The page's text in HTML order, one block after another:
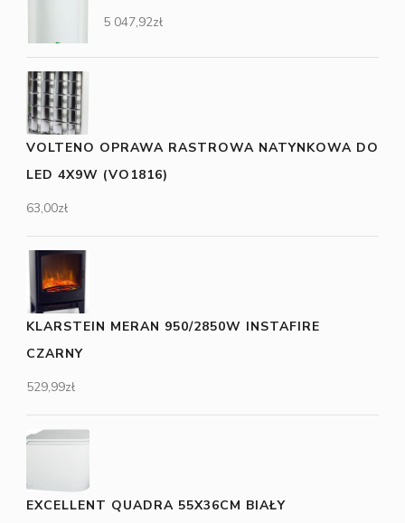
5 047,92zł
VOLTENO OPRAWA RASTROWA NATYNKOWA DO
LED 4X9W (VO1816)
63,00zł
KLARSTEIN MERAN 950/2850W INSTAFIRE
CZARNY
529,99zł
EXCELLENT QUADRA 55X36CM BIAŁY